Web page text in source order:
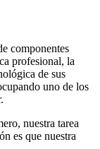
componentes
profesional, la
de sus
uno de los
nuestra tarea
es que nuestra